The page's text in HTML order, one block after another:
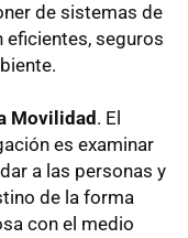
de sistemas de
seguros
Movilidad . El
es examinar
a las personas y
de la forma
con el medio